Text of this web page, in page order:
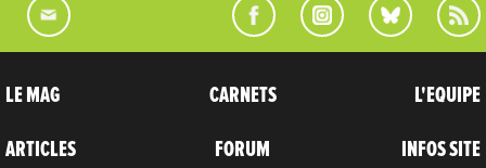
LE MAG
ARTICLES
CARNETS
FORUM
L'EQUIPE
INFOS SITE